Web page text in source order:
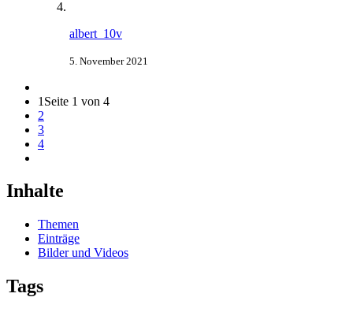
albert_10v
5. November 2021
1 Seite 1 von 4
2
3
4
Inhalte
Themen
Einträge
Bilder und Videos
Tags